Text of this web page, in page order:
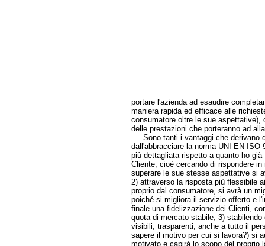
portare l'azienda ad esaudire
maniera rapida ed efficace alle
consumatore oltre le sue aspettative),
delle prestazioni che porteranno ad
Sono tanti i vantaggi che derivano
dall'abbracciare la norma UNI EN ISO
più dettagliata rispetto a quanto ho
Cliente, cioè cercando di rispondere
superare le sue stesse aspettative si
2) attraverso la risposta più flessibile
proprio dal consumatore, si avrà un
poiché si migliora il servizio offerto e
finale una fidelizzazione dei Clienti,
quota di mercato stabile; 3)
visibili, trasparenti, anche a tutto il
sapere il motivo per cui si lavora?) si
motivato e capirà lo scopo del proprio